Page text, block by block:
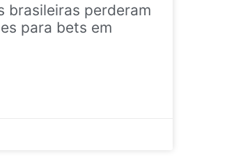
brasileiras perderam
para bets em